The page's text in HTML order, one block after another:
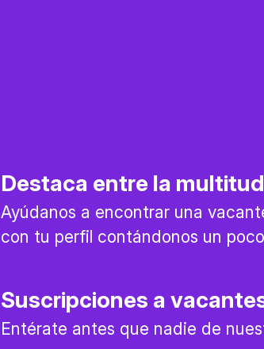
Destaca entre la multitud
Ayúdanos a encontrar una
con tu perfil contándonos un
Suscripciones a
Entérate antes que nadie de